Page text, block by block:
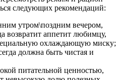
следующих рекомендаций:
утром\поздним вечером,
возвратит аппетит любимцу,
охлаждающую миску;
должна быть чистая и
питательной ценностью,